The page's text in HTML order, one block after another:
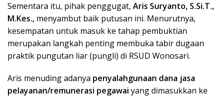
Sementara itu, pihak penggugat, Aris Suryanto, S.Si.T.,
M.Kes., menyambut baik putusan ini. Menurutnya,
kesempatan untuk masuk ke tahap pembuktian
merupakan langkah penting membuka tabir dugaan
praktik pungutan liar (pungli) di RSUD Wonosari.
Aris menuding adanya penyalahgunaan dana jasa
pelayanan/remunerasi pegawai yang dimasukkan ke